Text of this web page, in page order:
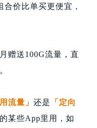
价比单买更便宜，
赠送100G流量，直
流量」 还是
「定向
某些App里用，如